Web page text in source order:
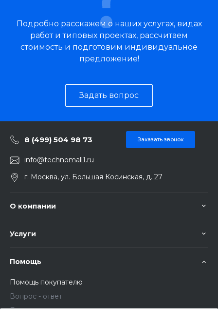
Подробно расскажем о наших услугах, видах
работ и типовых проектах, рассчитаем
стоимость и подготовим индивидуальное
предложение!
Задать вопрос
8 (499) 504 98 73 Заказать звонок
info@technomall1.ru
г. Москва, ул. Большая Косинская, д. 27
О компании
Услуги
Помощь
Помощь покупателю
Вопрос - ответ
Бренды